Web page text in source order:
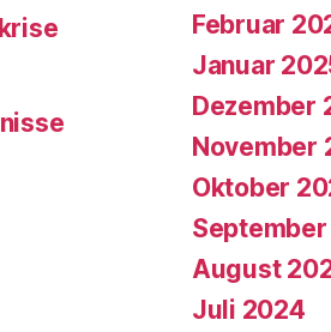
Februar
Januar
Dezember
November
Oktober
August
Juli 2024